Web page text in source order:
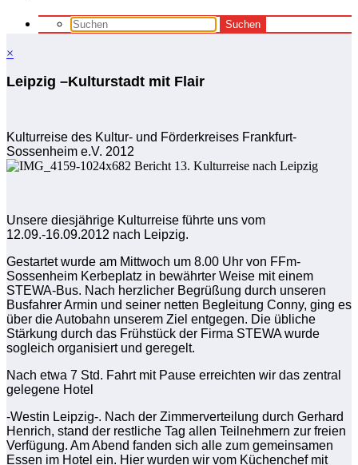
×
Leipzig –Kulturstadt mit Flair
Kulturreise des Kultur- und Förderkreises Frankfurt-
Sossenheim e.V. 2012
Unsere diesjährige Kulturreise führte uns vom
12.09.-16.09.2012 nach Leipzig.
Gestartet wurde am Mittwoch um 8.00 Uhr von FFm-
Sossenheim Kerbeplatz in bewährter Weise mit einem
STEWA-Bus. Nach herzlicher Begrüßung durch unseren
Busfahrer Armin und seiner netten Begleitung Conny, ging es
über die Autobahn unserem Ziel entgegen. Die übliche
Stärkung durch das Frühstück der Firma STEWA wurde
sogleich organisiert und geregelt.
Nach etwa 7 Std. Fahrt mit Pause erreichten wir das zentral
gelegene Hotel
-Westin Leipzig-. Nach der Zimmerverteilung durch Gerhard
Henrich, stand der restliche Tag allen Teilnehmern zur freien
Verfügung. Am Abend fanden sich alle zum gemeinsamen
Essen im Hotel ein. Hier wurden wir vom Küchenchef mit